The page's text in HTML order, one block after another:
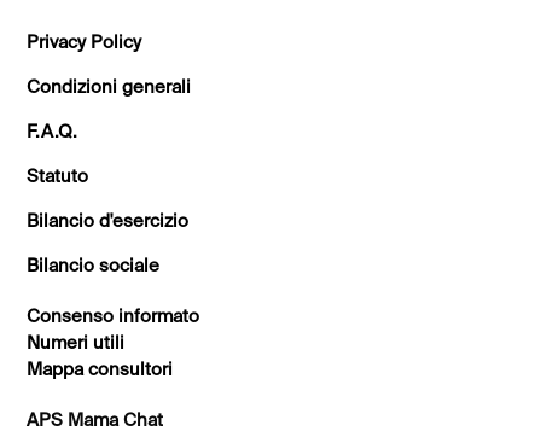
Privacy Policy
Condizioni generali
F.A.Q.
Statuto
Bilancio d'esercizio
Bilancio sociale
Consenso informato
Numeri utili
Mappa consultori
APS Mama Chat